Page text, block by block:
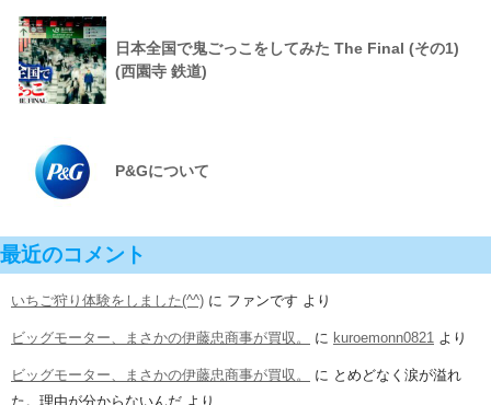
日本全国で鬼ごっこをしてみた The Final (その1)
(西園寺 鉄道)
P&Gについて
最近のコメント
いちご狩り体験をしました(^^) に ファンです より
ビッグモーター、まさかの伊藤忠商事が買収。 に kuroemonn0821 より
ビッグモーター、まさかの伊藤忠商事が買収。 に とめどなく涙が溢れ
た。理由が分からないんだ より